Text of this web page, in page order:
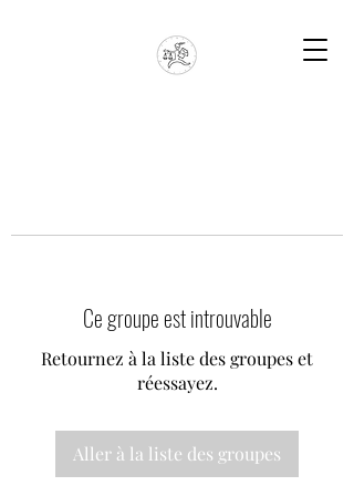
Ce groupe est introuvable
Retournez à la liste des groupes et
réessayez.
Aller à la liste des groupes